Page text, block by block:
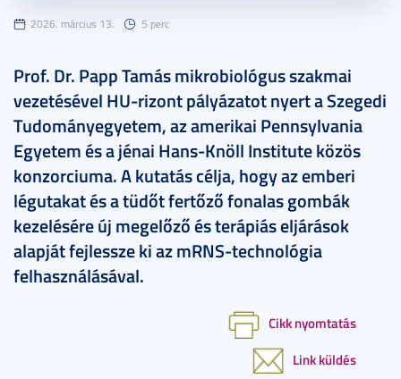
2026. március 13. 5 perc
Prof. Dr. Papp Tamás mikrobiológus szakmai
vezetésével HU-rizont pályázatot nyert a Szegedi
Tudományegyetem, az amerikai Pennsylvania
Egyetem és a jénai Hans-Knöll Institute közös
konzorciuma. A kutatás célja, hogy az emberi
légutakat és a tüdőt fertőző fonalas gombák
kezelésére új megelőző és terápiás eljárások
alapját fejlessze ki az mRNS-technológia
felhasználásával.
Cikk nyomtatás
Link küldés